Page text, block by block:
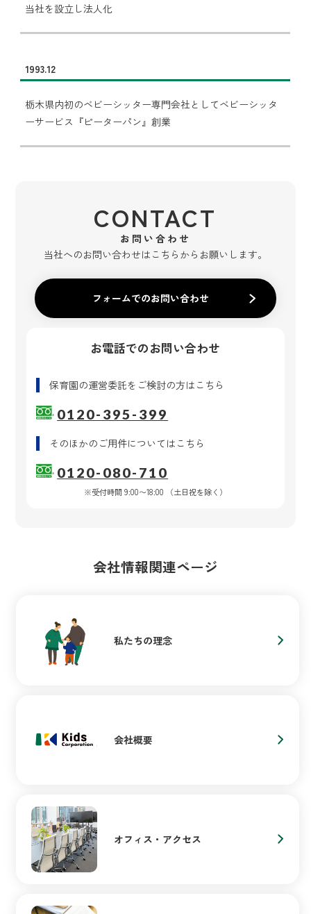
当社を設立し法人化
1993.12
栃木県内初のベビーシッター専門会社としてベビーシッタ
ーサービス『ピーターパン』創業
CONTACT
お問い合わせ
当社へのお問い合わせはこちらからお願いします。
フォームでのお問い合わせ
お電話でのお問い合わせ
保育園の運営委託をご検討の方はこちら
0120-395-399
そのほかのご用件についてはこちら
0120-080-710
※受付時間 9:00〜18:00 （土日祝を除く）
会社情報関連ページ
私たちの理念
会社概要
オフィス・アクセス